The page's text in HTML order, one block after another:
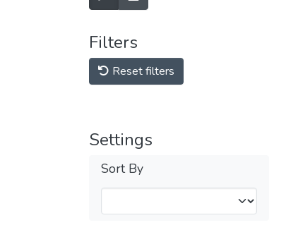
Filters
Reset filters
Settings
Sort By